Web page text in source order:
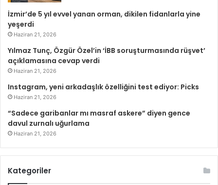
İzmir’de 5 yıl evvel yanan orman, dikilen fidanlarla yine
yeşerdi
Haziran 21, 2026
Yılmaz Tunç, Özgür Özel’in ‘İBB soruşturmasında rüşvet’
açıklamasına cevap verdi
Haziran 21, 2026
Instagram, yeni arkadaşlık özelliğini test ediyor: Picks
Haziran 21, 2026
“Sadece garibanlar mı masraf askere” diyen gence
davul zurnalı uğurlama
Haziran 21, 2026
Kategoriler